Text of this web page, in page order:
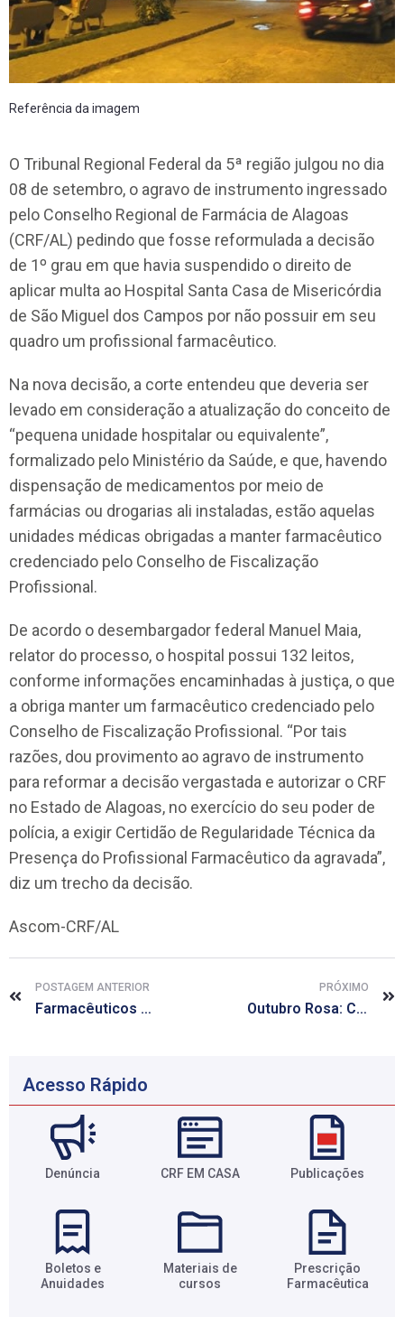
Referência da imagem
O Tribunal Regional Federal da 5ª região julgou no dia
08 de setembro, o agravo de instrumento ingressado
pelo Conselho Regional de Farmácia de Alagoas
(CRF/AL) pedindo que fosse reformulada a decisão
de 1º grau em que havia suspendido o direito de
aplicar multa ao Hospital Santa Casa de Misericórdia
de São Miguel dos Campos por não possuir em seu
quadro um profissional farmacêutico.
Na nova decisão, a corte entendeu que deveria ser
levado em consideração a atualização do conceito de
“pequena unidade hospitalar ou equivalente”,
formalizado pelo Ministério da Saúde, e que, havendo
dispensação de medicamentos por meio de
farmácias ou drogarias ali instaladas, estão aquelas
unidades médicas obrigadas a manter farmacêutico
credenciado pelo Conselho de Fiscalização
Profissional.
De acordo o desembargador federal Manuel Maia,
relator do processo, o hospital possui 132 leitos,
conforme informações encaminhadas à justiça, o que
a obriga manter um farmacêutico credenciado pelo
Conselho de Fiscalização Profissional. “Por tais
razões, dou provimento ao agravo de instrumento
para reformar a decisão vergastada e autorizar o CRF
no Estado de Alagoas, no exercício do seu poder de
polícia, a exigir Certidão de Regularidade Técnica da
Presença do Profissional Farmacêutico da agravada”,
diz um trecho da decisão.
Ascom-CRF/AL
POSTAGEM ANTERIOR
Farmacêuticos e educadores criam Sociedade Brasileira de Farmácia Clínica
PRÓXIMO
Outubro Rosa: CRF/AL apoia essa causa
Acesso Rápido
Denúncia CRF EM CASA Publicações
Boletos e
Anuidades​
Materiais de
cursos​
Prescrição
Farmacêutica​